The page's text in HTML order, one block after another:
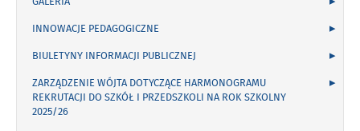
INNOWACJE PEDAGOGICZNE
BIULETYNY INFORMACJI PUBLICZNEJ
ZARZĄDZENIE WÓJTA DOTYCZĄCE HARMONOGRAMU
REKRUTACJI DO SZKÓŁ I PRZEDSZKOLI NA ROK SZKOLNY
2025/26